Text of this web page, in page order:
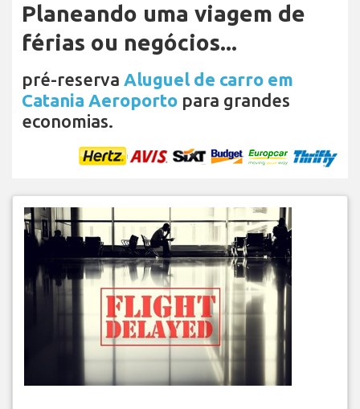
Planeando uma viagem de
férias ou negócios...
pré-reserva Aluguel de carro em
Catania Aeroporto para grandes
economias.